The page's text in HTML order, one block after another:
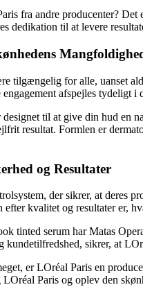
fra andre producenter?
dedikation til at levere
tilgængelig for alle, uanset
afspejles tydeligt i
til at give din hud en
resultat. Formlen er
og Resultater
der sikrer, at deres
kvalitet og resultater er,
tinted serum har Matas
kundetilfredshed, sikrer, at
er LOréal Paris en
Paris og oplev den